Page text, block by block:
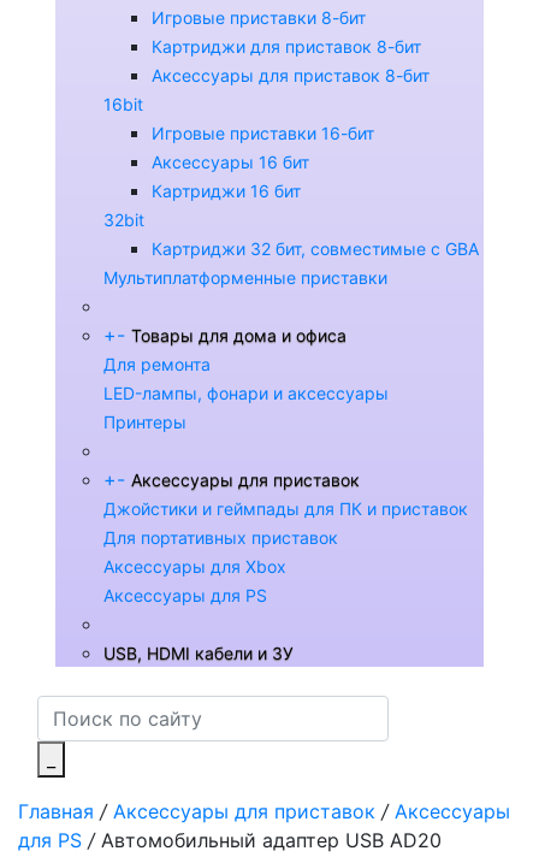
Игровые приставки 8-бит
Картриджи для приставок 8-бит
Аксессуары для приставок 8-бит
16bit
Игровые приставки 16-бит
Аксессуары 16 бит
Картриджи 16 бит
32bit
Картриджи 32 бит, совместимые с GBA
Мультиплатформенные приставки
+- Товары для дома и офиса
Для ремонта
LED-лампы, фонари и аксессуары
Принтеры
+- Аксессуары для приставок
Джойстики и геймпады для ПК и приставок
Для портативных приставок
Аксессуары для Xbox
Аксессуары для PS
USB, HDMI кабели и ЗУ
Главная / Аксессуары для приставок / Аксессуары
для PS / Автомобильный адаптер USB AD20